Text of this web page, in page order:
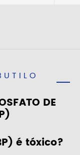
DE
é tóxico?